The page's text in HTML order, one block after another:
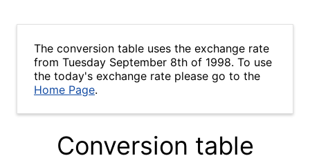
The conversion table uses the exchange rate
from Tuesday September 8th of 1998. To use
the today's exchange rate please go to the
Home Page.
Conversion table